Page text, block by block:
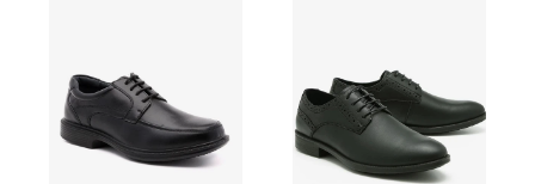
40
41
42
43
44
40
41